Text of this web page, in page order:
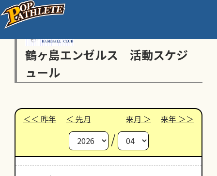
鶴ヶ島エンゼルス 活動スケジ
ュール
昨年 先月 来月 来年
/